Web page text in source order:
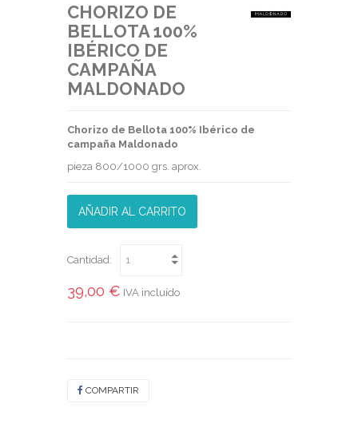
CHORIZO DE
BELLOTA 100%
IBÉRICO DE
CAMPAÑA
MALDONADO
Chorizo de Bellota 100% Ibérico de
campaña Maldonado
pieza 800/1000 grs. aprox.
AÑADIR AL CARRITO
Cantidad:
39,00 € IVA incluído
COMPARTIR